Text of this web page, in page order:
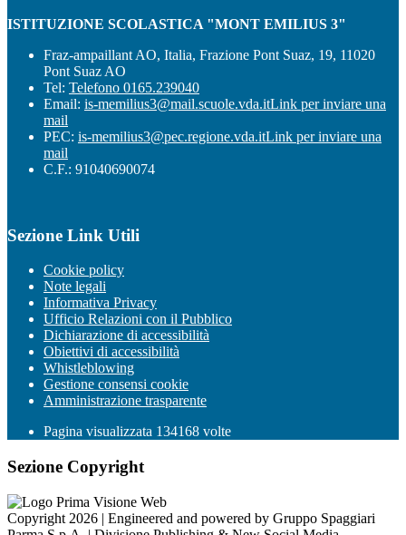
ISTITUZIONE SCOLASTICA "MONT EMILIUS 3"
Fraz-ampaillant AO, Italia, Frazione Pont Suaz, 19, 11020
Pont Suaz AO
Tel: Telefono 0165.239040
Email: is-memilius3@mail.scuole.vda.itLink per inviare una
mail
PEC: is-memilius3@pec.regione.vda.itLink per inviare una
mail
C.F.: 91040690074
Sezione Link Utili
Cookie policy
Note legali
Informativa Privacy
Ufficio Relazioni con il Pubblico
Dichiarazione di accessibilità
Obiettivi di accessibilità
Whistleblowing
Gestione consensi cookie
Amministrazione trasparente
Pagina visualizzata 134168 volte
Sezione Copyright
Copyright 2026 | Engineered and powered by Gruppo Spaggiari